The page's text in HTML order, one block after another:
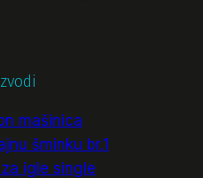
mašinica
šminku br.1
igle single